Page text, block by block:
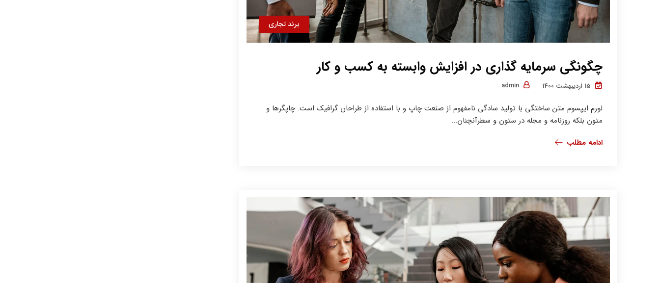
برند تجاری
چگونگی سرمایه گذاری در افزایش وابسته به کسب و کار
لورم ایپسوم متن ساختگی با تولید سادگی نامفهوم از صنعت چاپ و با استفاده از طراحان گرافیک است. چاپگرها و
متون بلکه روزنامه و مجله در ستون و سطرآنچنان...
ادامه مطلب